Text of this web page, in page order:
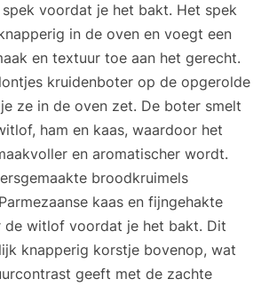
voordat je het bakt. Het spek
in de oven en voegt een
en textuur toe aan het gerecht.
kruidenboter op de opgerolde
ze in de oven zet. De boter smelt
ham en kaas, waardoor het
en aromatischer wordt.
broodkruimels
kaas en fijngehakte
de witlof voordat je het bakt. Dit
knapperig korstje bovenop, wat
geeft met de zachte